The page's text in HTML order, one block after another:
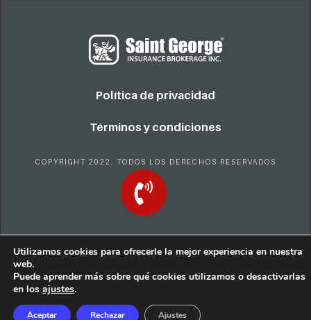
Política de privacidad
Términos y condiciones
COPYRIGHT 2022. TODOS LOS DERECHOS RESERVADOS
Utilizamos cookies para ofrecerle la mejor experiencia en nuestra
web.
Puede aprender más sobre qué cookies utilizamos o desactivarlas
en los ajustes.
Aceptar Rechazar Ajustes